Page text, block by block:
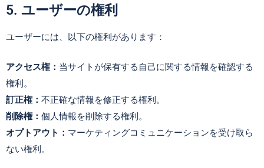
5. ユーザーの権利
ユーザーには、以下の権利があります：
アクセス権： 当サイトが保有する自己に関する情報を確認する
権利。
訂正権： 不正確な情報を修正する権利。
削除権： 個人情報を削除する権利。
オプトアウト： マーケティングコミュニケーションを受け取ら
ない権利。